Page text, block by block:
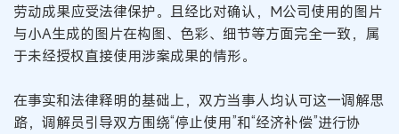
劳动成果应受法律保护。且经比对确认，M公司使用的图片
与小A生成的图片在构图、色彩、细节等方面完全一致，属
于未经授权直接使用涉案成果的情形。
在事实和法律释明的基础上，双方当事人均认可这一调解思
路，调解员引导双方围绕“停止使用”和“经济补偿”进行协